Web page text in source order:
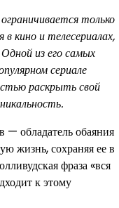
только
кино и телесериалах,
из его самых
сериале
раскрыть свой
обладатель обаяния
жизнь, сохраняя ее в
фраза «вся
к этому